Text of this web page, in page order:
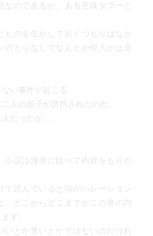
のであるが、ある意味タブーと
のを生かしておくつもりはなか
のとりなしでなんとか何人かは命
い事件が起こる。
人の息子が誘拐されたのだ。
だったが……
説は漫画に比べて内容をもりだ
読んでいると頭がハレーション
、どこからどこまでがこの巻の内
す。
とか悪いとかではないのだけれ